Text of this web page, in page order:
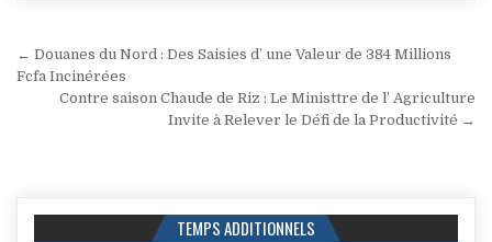
Navigation
de
← Douanes du Nord : Des Saisies d’ une Valeur de 384 Millions
Fcfa Incinérées
Contre saison Chaude de Riz : Le Ministtre de l’ Agriculture
Invite à Relever le Défi de la Productivité →
TEMPS ADDITIONNELS